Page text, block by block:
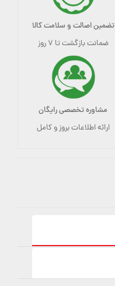
تضمین اصالت و سلامت کالا
ضمانت بازگشت تا ۷ روز
مشاوره تخصصی رایگان
ارائه اطلاعات بروز و کامل